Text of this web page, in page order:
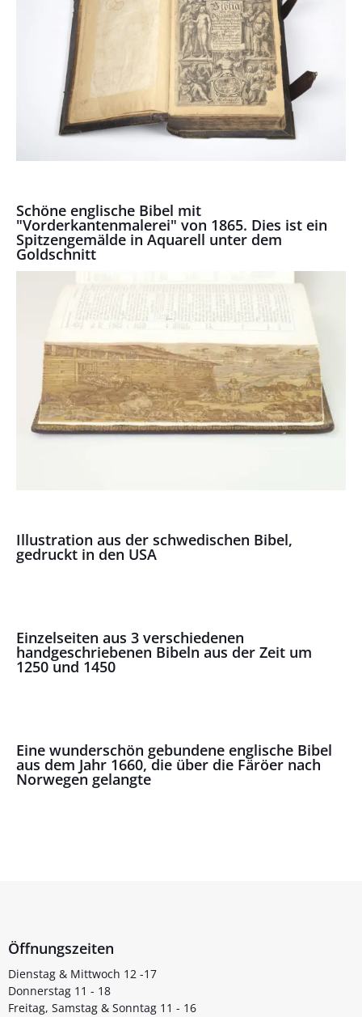
Schöne englische Bibel mit
"Vorderkantenmalerei" von 1865. Dies ist ein
Spitzengemälde in Aquarell unter dem
Goldschnitt
Illustration aus der schwedischen Bibel,
gedruckt in den USA
Einzelseiten aus 3 verschiedenen
handgeschriebenen Bibeln aus der Zeit um
1250 und 1450
Eine wunderschön gebundene englische Bibel
aus dem Jahr 1660, die über die Färöer nach
Norwegen gelangte
Öffnungszeiten
Dienstag & Mittwoch 12 -17
Donnerstag 11 - 18
Freitag, Samstag & Sonntag 11 - 16